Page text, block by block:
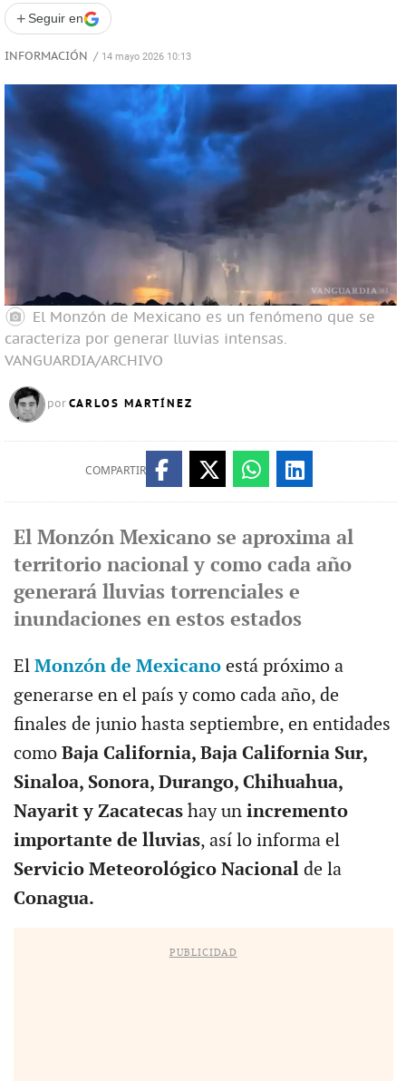
+ Seguir en
INFORMACIÓN / 14 mayo 2026 10:13
El Monzón de Mexicano es un fenómeno que se
caracteriza por generar lluvias intensas.
VANGUARDIA/ARCHIVO
por CARLOS MARTÍNEZ
COMPARTIR
El Monzón Mexicano se aproxima al
territorio nacional y como cada año
generará lluvias torrenciales e
inundaciones en estos estados
El Monzón de Mexicanoestá próximo a
generarse en el país y como cada año, de
finales de junio hasta septiembre, en entidades
como Baja California, Baja California Sur,
Sinaloa, Sonora, Durango, Chihuahua,
Nayarit y Zacatecashay un incremento
importante de lluvias, así lo informa el
Servicio Meteorológico Nacionalde la
Conagua.
PUBLICIDAD